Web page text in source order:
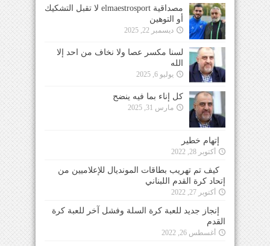
مصداقية elmaestrosport لا تقبل التشكيك
أو التوهين
ديسمبر 22, 2025
لسنا مكسر عصا ولا نخاف من احد إلا
الله
يوليو 6, 2025
كل إناء بما فيه ينضح
مارس 31, 2025
إتهام خطير
أكتوبر 28, 2022
كيف تم تهريب بطاقات المونديال للإعلاميين من
إتحاد كرة القدم اللبناني
أكتوبر 27, 2022
إنجاز جديد للعبة كرة السلة وفشل آخر للعبة كرة
القدم
أغسطس 26, 2022